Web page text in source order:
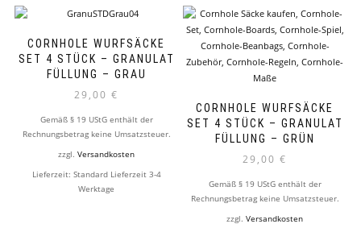
CORNHOLE WURFSÄCKE
SET 4 STÜCK – GRANULAT
FÜLLUNG – GRAU
29,00 €
Gemäß § 19 UStG enthält der
Rechnungsbetrag keine Umsatzsteuer.
zzgl. Versandkosten
Lieferzeit: Standard Lieferzeit 3-4
Werktage
CORNHOLE WURFSÄCKE
SET 4 STÜCK – GRANULAT
FÜLLUNG – GRÜN
29,00 €
Gemäß § 19 UStG enthält der
Rechnungsbetrag keine Umsatzsteuer.
zzgl. Versandkosten